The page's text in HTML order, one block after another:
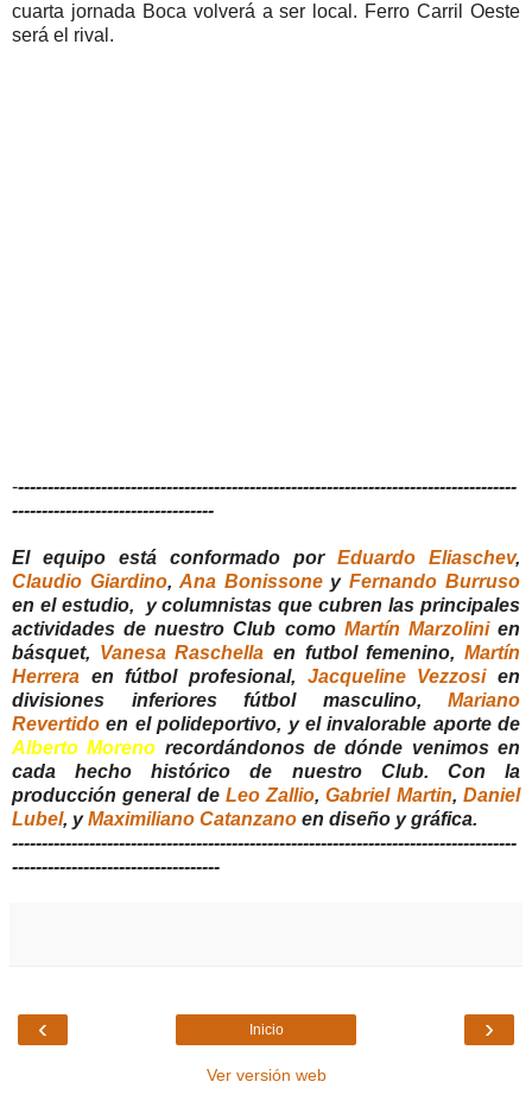
cuarta jornada Boca volverá a ser local. Ferro Carril Oeste
será el rival.
-------------------------------------------------------------------------------------
----------------------------------
El equipo está conformado por Eduardo Eliaschev,
Claudio Giardino, Ana BonissoneyFernando Burruso
en el estudio, y columnistas que cubren las principales
actividades de nuestro Club como Martín Marzolinien
básquet, Vanesa Raschella en futbol femenino,Martín
Herrera en fútbol profesional, Jacqueline Vezzosien
divisiones inferiores fútbol masculino, Mariano
Revertido en el polideportivo, y el invalorable aporte de
Alberto Moreno recordándonos de dónde venimos en
cada hecho histórico de nuestro Club. Con la
producción general de Leo Zallio,Gabriel Martin,Daniel
Lubel, yMaximiliano Catanzano en diseño y gráfica.
-------------------------------------------------------------------------------------
-----------------------------------
‹ ›
Inicio
Ver versión web